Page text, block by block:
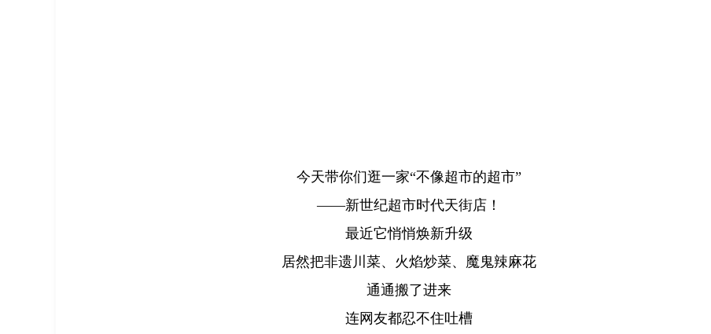
今天带你们逛一家“不像超市的超市”
——新世纪超市时代天街店！
最近它悄悄焕新升级
居然把非遗川菜、火焰炒菜、魔鬼辣麻花
通通搬了进来
连网友都忍不住吐槽